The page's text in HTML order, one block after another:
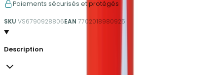
Paiements sécurisés et protégés
SKU VS6790928806EAN 7702018980925
Description